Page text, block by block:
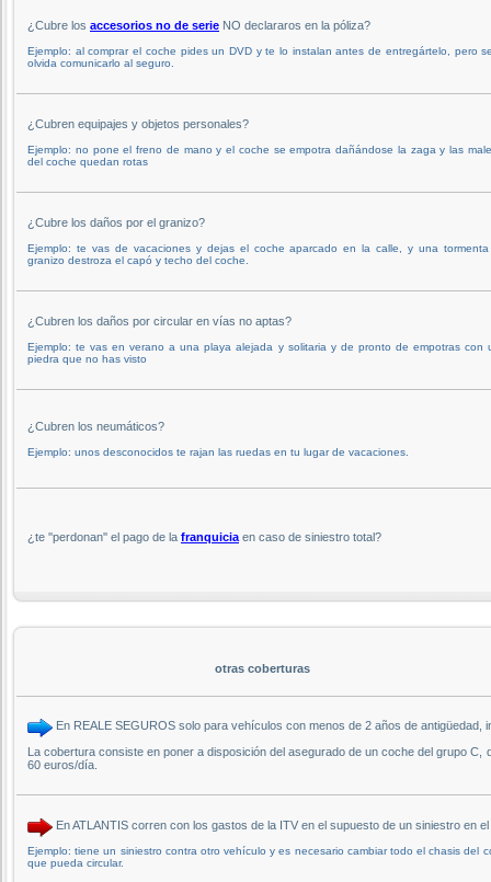
¿Cubre los accesorios no de serie NO declararos en la póliza?
Ejemplo: al comprar el coche pides un DVD y te lo instalan antes de entregártelo, pero
olvida comunicarlo al seguro.
¿Cubren equipajes y objetos personales?
Ejemplo: no pone el freno de mano y el coche se empotra dañándose la zaga y las
del coche quedan rotas
¿Cubre los daños por el granizo?
Ejemplo: te vas de vacaciones y dejas el coche aparcado en la calle, y una
granizo destroza el capó y techo del coche.
¿Cubren los daños por circular en vías no aptas?
Ejemplo: te vas en verano a una playa alejada y solitaria y de pronto de empotras con
piedra que no has visto
¿Cubren los neumáticos?
Ejemplo: unos desconocidos te rajan las ruedas en tu lugar de vacaciones.
¿te ''perdonan'' el pago de la franquicia en caso de siniestro total?
otras coberturas
En REALE SEGUROS solo para vehículos con menos de 2 años de
La cobertura consiste en poner a disposición del asegurado de un coche del grupo
60 euros/día.
En ATLANTIS corren con los gastos de la ITV en el supuesto de un siniestro en
Ejemplo: tiene un siniestro contra otro vehículo y es necesario cambiar todo el chasis
que pueda circular.